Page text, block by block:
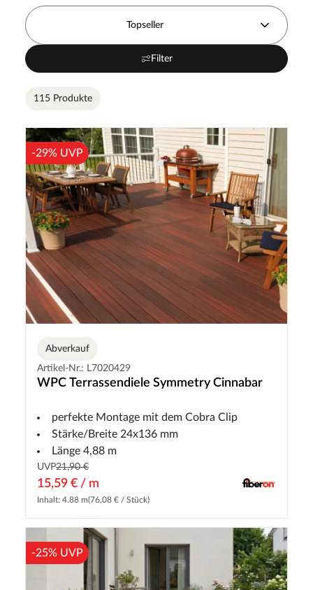
Topseller
Filter
115 Produkte
-29% UVP
Abverkauf
Artikel-Nr.: L7020429
WPC Terrassendiele Symmetry Cinnabar
perfekte Montage mit dem Cobra Clip
Stärke/Breite 24x136 mm
Länge 4,88 m
UVP21,90 €
15,59 € / m
Inhalt: 4.88 m(76,08 € / Stück)
-25% UVP